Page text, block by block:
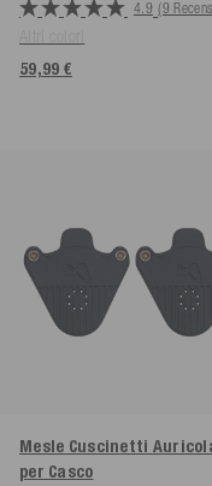
4.9 (9
59,99 €
Mesle Cuscinetti
per Casco